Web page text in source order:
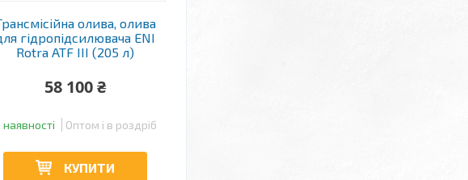
олива, олива
гідропідсилювача ENI
Rotra ATF III (205 л)
58 100 ₴
наявності Оптом і в роздріб
КУПИТИ